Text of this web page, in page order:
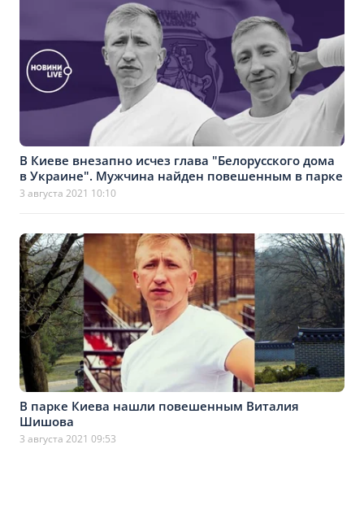
В Киеве внезапно исчез глава "Белорусского дома
в Украине". Мужчина найден повешенным в парке
3 августа 2021 10:10
В парке Киева нашли повешенным Виталия
Шишова
3 августа 2021 09:53